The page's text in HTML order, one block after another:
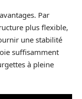
Par
plus flexible,
une stabilité
suffisamment
à pleine